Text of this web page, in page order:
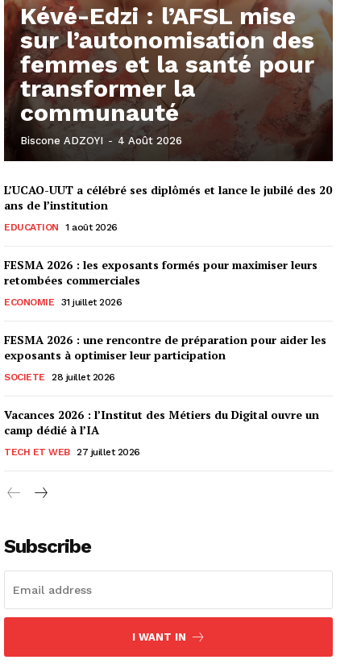
Kévé-Edzi : l’AFSL mise
sur l’autonomisation des
femmes et la santé pour
transformer la
communauté
Biscone ADZOYI - 4 Août 2026
L’UCAO-UUT a célébré ses diplômés et lance le jubilé des 20
ans de l’institution
EDUCATION 1 août 2026
FESMA 2026 : les exposants formés pour maximiser leurs
retombées commerciales
ECONOMIE 31 juillet 2026
FESMA 2026 : une rencontre de préparation pour aider les
exposants à optimiser leur participation
SOCIETE 28 juillet 2026
Vacances 2026 : l’Institut des Métiers du Digital ouvre un
camp dédié à l’IA
TECH ET WEB 27 juillet 2026
Subscribe
I WANT IN